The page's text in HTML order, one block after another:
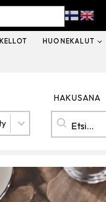
KELLOT HUONEKALUT
HAKUSANA
HAKUSANA
Hakusana